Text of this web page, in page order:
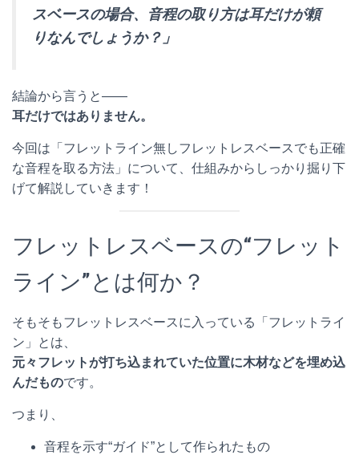
スベースの場合、音程の取り方は耳だけが頼
りなんでしょうか？」
結論から言うと――
耳だけではありません。
今回は「フレットライン無しフレットレスベースでも正確
な音程を取る方法」について、仕組みからしっかり掘り下
げて解説していきます！
フレットレスベースの“フレット
ライン”とは何か？
そもそもフレットレスベースに入っている「フレットライ
ン」とは、
元々フレットが打ち込まれていた位置に木材などを埋め込
んだものです。
つまり、
音程を示す“ガイド”として作られたもの